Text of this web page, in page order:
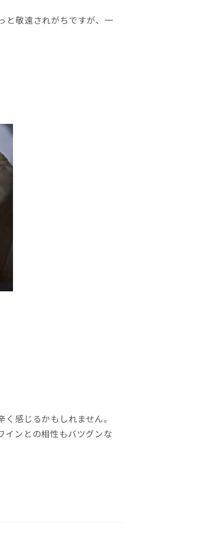
と敬遠されがちですが、一
感じるかもしれません。
インとの相性もバツグンな